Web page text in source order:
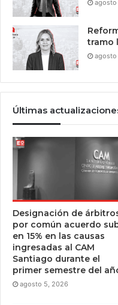
tramo
Últimas
Designación de
por común acuerdo
en 15% en las causas
ingresadas al CAM
Santiago durante el
primer semestre del
agosto 5, 2026